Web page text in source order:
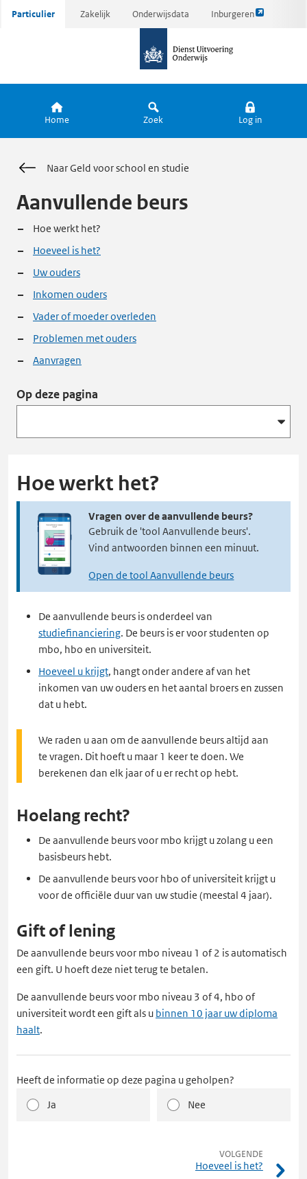
Ga
Particulier Zakelijk Onderwijsdata Inburgeren
Link
pagina
de
Home Zoek Log in
Naar Geld voor school en studie
Aanvullende beurs
Hoe werkt het?
Hoeveel is het?
Uw ouders
Inkomen ouders
Vader of moeder overleden
Problemen met ouders
Aanvragen
Op deze pagina
Hoe werkt het?
Vragen over de aanvullende beurs?
Gebruik de 'tool Aanvullende beurs'.
Vind antwoorden binnen een minuut.
Open de tool Aanvullende beurs
De aanvullende beurs is onderdeel van
studiefinanciering. De beurs is er voor studenten op
mbo, hbo en universiteit.
Hoeveel u krijgt, hangt onder andere af van het
inkomen van uw ouders en het aantal broers en zussen
dat u hebt.
We raden u aan om de aanvullende beurs altijd aan
te vragen. Dit hoeft u maar 1 keer te doen. We
berekenen dan elk jaar of u er recht op hebt.
Hoelang recht?
De aanvullende beurs voor mbo krijgt u zolang u een
basisbeurs hebt.
De aanvullende beurs voor hbo of universiteit krijgt u
voor de officiële duur van uw studie (meestal 4 jaar).
Gift of lening
De aanvullende beurs voor mbo niveau 1 of 2 is automatisch
een gift. U hoeft deze niet terug te betalen.
De aanvullende beurs voor mbo niveau 3 of 4, hbo of
universiteit wordt een gift als u binnen 10 jaar uw diploma
haalt.
Heeft de informatie op deze pagina u geholpen?
Ja
Nee
VOLGENDEpagina
Hoeveel is het?